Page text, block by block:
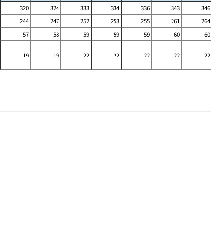
320 324 333 334 336 343
346
244 247 252 253 255 261
264
57 58 59 59 59 60
60
19 19 22 22 22 22 22